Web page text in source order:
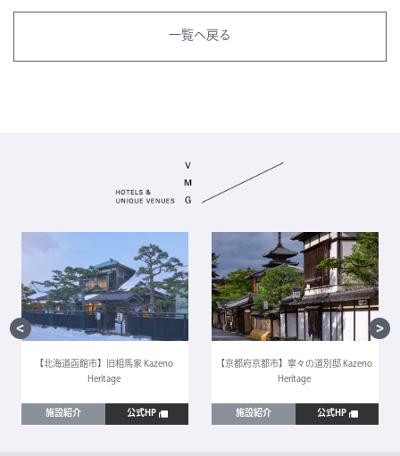
一覧へ戻る
【北海道函館市】旧相馬家 Kazeno
Heritage
施設紹介 公式HP
【京都府京都市】寧々の道別邸 Kazeno
Heritage
施設紹介 公式HP